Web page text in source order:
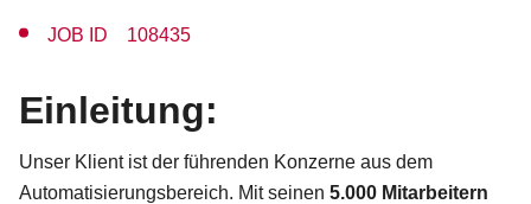
JOB ID 108435
Einleitung:
Unser Klient ist der führenden Konzerne aus dem
Automatisierungsbereich. Mit seinen 5.000 Mitarbeitern